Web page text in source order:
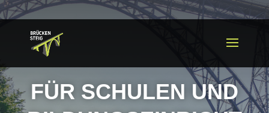
FÜR SCHULEN UND